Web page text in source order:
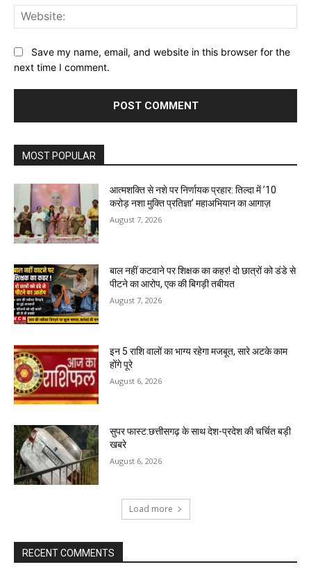
Save my name, email, and website in this browser for the
next time I comment.
MOST POPULAR
आत्मशक्ति से नशे पर निर्णायक प्रहार: तिल्दा में ’10
करोड़ नशा मुक्ति प्रतिज्ञा’ महाअभियान का आगाज़
August 7, 2026
बाल नहीं कटवाने पर शिक्षक का कहर! दो छात्रों को डंडे से
पीटने का आरोप, एक की बिगड़ी तबीयत
August 7, 2026
इन 5 राशि वालों का भाग्य रहेगा मजबूत, सारे अटके काम
होंगे पूरे
August 6, 2026
सुपर फास्ट:छत्तीसगढ़ के साथ देश-प्रदेश की चर्चित बड़ी
खबरे
August 6, 2026
Load more
RECENT COMMENTS